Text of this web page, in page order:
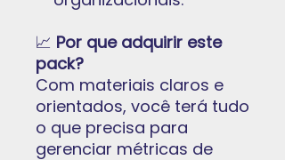
📈 Por que adquirir este
pack?
Com materiais claros e
orientados, você terá tudo
o que precisa para
gerenciar métricas de